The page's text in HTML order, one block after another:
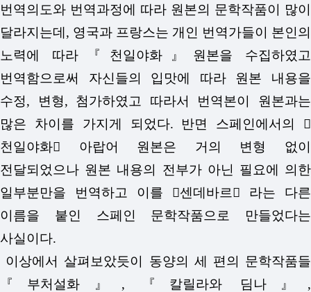
번역의도와 번역과정에 따라 원본의 문학작품이 많이
달라지는데, 영국과 프랑스는 개인 번역가들이 본인의
노력에 따라『천일야화』원본을 수집하였고
번역함으로써 자신들의 입맛에 따라 원본 내용을
수정, 변형, 첨가하였고 따라서 번역본이 원본과는
많은 차이를 가지게 되었다. 반면 스페인에서의 󰡔
천일야화󰡕 아랍어 원본은 거의 변형 없이
전달되었으나 원본 내용의 전부가 아닌 필요에 의한
일부분만을 번역하고 이를 󰡔센데바르󰡕 라는 다른
이름을 붙인 스페인 문학작품으로 만들었다는
사실이다.
이상에서 살펴보았듯이 동양의 세 편의 문학작품들
『부처설화』, 『칼릴라와 딤나』,